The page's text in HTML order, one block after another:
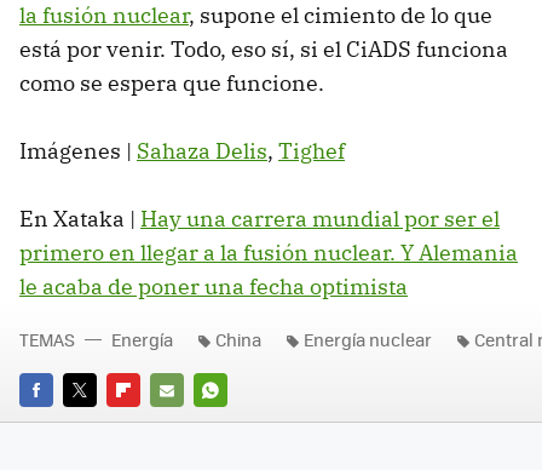
la fusión nuclear, supone el cimiento de lo que
está por venir. Todo, eso sí, si el CiADS funciona
como se espera que funcione.
Imágenes | Sahaza Delis, Tighef
En Xataka | Hay una carrera mundial por ser el
primero en llegar a la fusión nuclear. Y Alemania
le acaba de poner una fecha optimista
FACEBOOK
TWITTERFLIPBOARD
E-
WHATSAPP
TEMAS Energía China Energía nuclear Central